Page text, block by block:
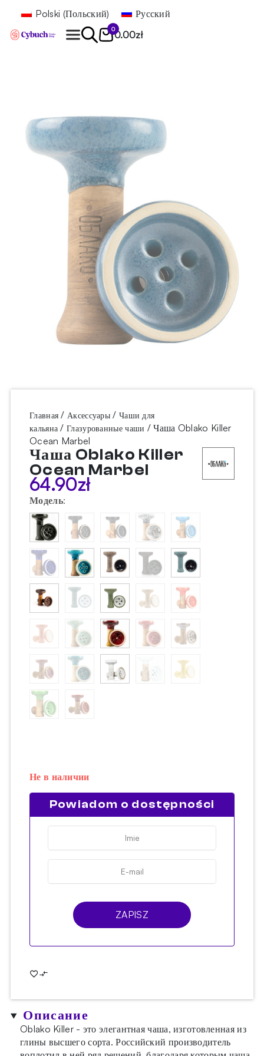
Polski (Польский) Русский
0
0.00zł
Главная /Аксессуары / Чаши для
кальяна /Глазурованные чаши / Чаша Oblako Killer
Ocean Marbel
Чаша Oblako Killer
Ocean Marbel
64.90zł
Модель:
Не в наличии
Powiadom o dostępności
ZAPISZ
Описание
Oblako Killer - это элегантная чаша, изготовленная из
глины высшего сорта. Российский производитель